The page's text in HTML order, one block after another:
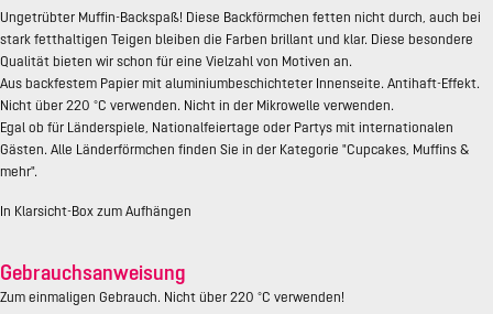
Ungetrübter Muffin-Backspaß! Diese Backförmchen fetten nicht durch, auch bei
stark fetthaltigen Teigen bleiben die Farben brillant und klar. Diese besondere
Qualität bieten wir schon für eine Vielzahl von Motiven an.
Aus backfestem Papier mit aluminiumbeschichteter Innenseite. Antihaft-Effekt.
Nicht über 220 °C verwenden. Nicht in der Mikrowelle verwenden.
Egal ob für Länderspiele, Nationalfeiertage oder Partys mit internationalen
Gästen. Alle Länderförmchen finden Sie in der Kategorie "Cupcakes, Muffins &
mehr".
In Klarsicht-Box zum Aufhängen
Gebrauchsanweisung
Zum einmaligen Gebrauch. Nicht über 220 °C verwenden!